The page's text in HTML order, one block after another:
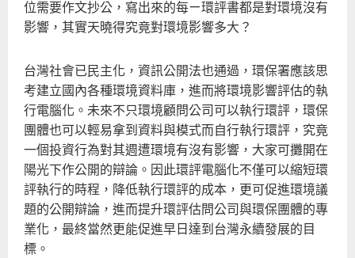
位需要作文抄公，寫出來的每ㄧ環評書都是對環境沒有
影響，其實天曉得究竟對環境影響多大？
台灣社會已民主化，資訊公開法也通過，環保署應該思
考建立國內各種環境資料庫，進而將環境影響評估的執
行電腦化。未來不只環境顧問公司可以執行環評，環保
團體也可以輕易拿到資料與模式而自行執行環評，究竟
一個投資行為對其週遭環境有沒有影響，大家可攤開在
陽光下作公開的辯論。因此環評電腦化不僅可以縮短環
評執行的時程，降低執行環評的成本，更可促進環境議
題的公開辯論，進而提升環評估問公司與環保團體的專
業化，最終當然更能促進早日達到台灣永續發展的目
標。